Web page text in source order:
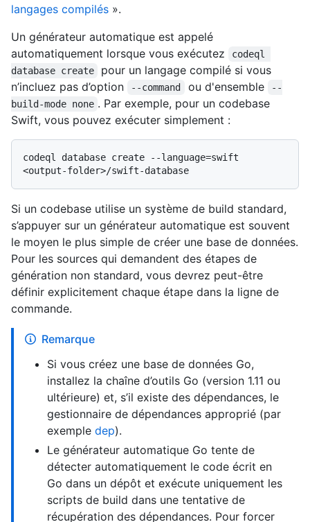
langages compilés ».
Un générateur automatique est appelé
automatiquement lorsque vous exécutez
codeql
database create
pour un langage compilé si vous
n’incluez pas d’option
--command ou d'ensemble
--
build-mode none . Par exemple, pour un codebase
Swift, vous pouvez exécuter simplement :
codeql database create --language=swift
Si un codebase utilise un système de build standard,
s’appuyer sur un générateur automatique est souvent
le moyen le plus simple de créer une base de données.
Pour les sources qui demandent des étapes de
génération non standard, vous devrez peut-être
définir explicitement chaque étape dans la ligne de
commande.
Remarque
Si vous créez une base de données Go,
installez la chaîne d’outils Go (version 1.11 ou
ultérieure) et, s’il existe des dépendances, le
gestionnaire de dépendances approprié (par
exemple dep).
Le générateur automatique Go tente de
détecter automatiquement le code écrit en
Go dans un dépôt et exécute uniquement les
scripts de build dans une tentative de
récupération des dépendances. Pour forcer